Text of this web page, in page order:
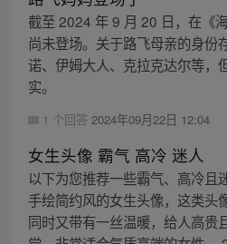
截至 2024 年 9 月 20 日，在《
尚未登场。关于路飞母亲的身份
诺、伊姆大人、克拉克达尔等，
实。
1 个回答 2024年09月22日 12:04
女生头像 霸气 高冷 迷人
以下为您推荐一些霸气、高冷且
手绘简约风的女生头像，这类头
同时又带有一丝温暖，给人高贵